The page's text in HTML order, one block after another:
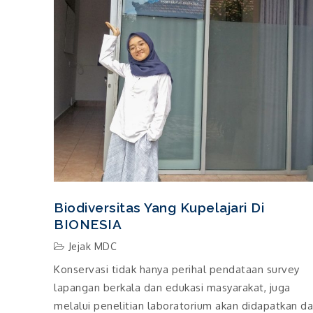
Biodiversitas Yang Kupelajari Di
BIONESIA
Jejak MDC
Konservasi tidak hanya perihal pendataan survey
lapangan berkala dan edukasi masyarakat, juga
melalui penelitian laboratorium akan didapatkan